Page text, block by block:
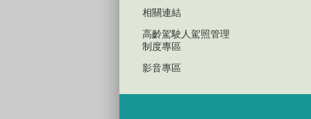
相關連結
高齡駕駛人駕照管理
制度專區
影音專區